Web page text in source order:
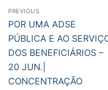
Área de Sócios
Revista Intervir
Contactos
Navegação
de
artigos
PREVIOUS
Previous
post:
POR UMA ADSE
PÚBLICA E AO
DOS BENEFICIÁRIOS –
20 JUN.|
CONCENTRAÇÃO